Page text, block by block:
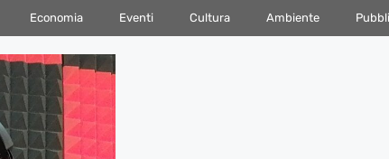
Economia Eventi Cultura Ambiente